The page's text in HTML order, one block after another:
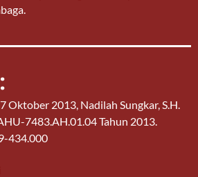
Oktober 2013, Nadilah Sungkar, S.H.
7483.AH.01.04 Tahun 2013.
434.000